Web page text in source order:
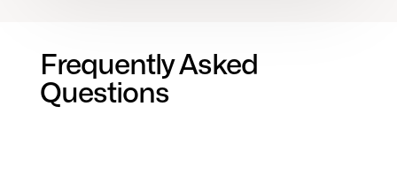
Frequently Asked
Questions